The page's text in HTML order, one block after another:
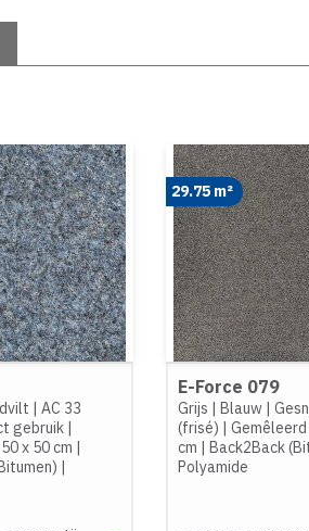
| AC 33
gebruik|
50 x 50 cm |
|
29.75 m²
E-Force 079
Grijs |Blauw |
(frisé) |Gemêleerd
cm |Back2Back
Polyamide